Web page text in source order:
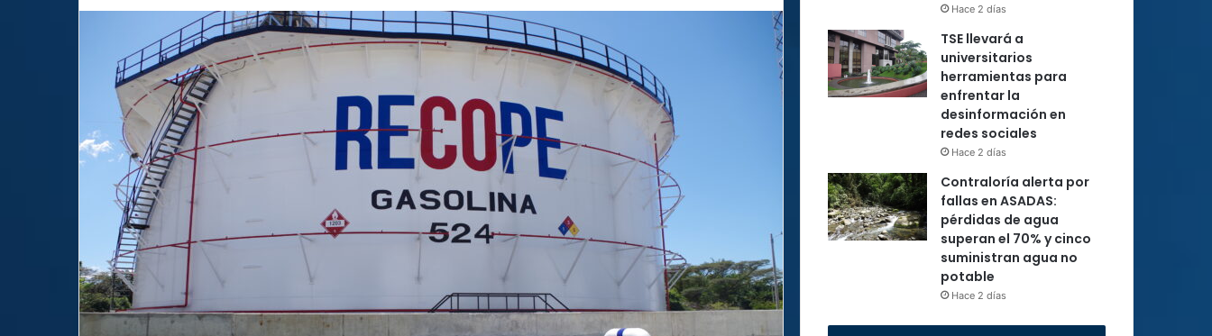
Hace 2 días
TSE llevará a
universitarios
herramientas para
enfrentar la
desinformación en
redes sociales
Hace 2 días
Contraloría alerta por
fallas en ASADAS:
pérdidas de agua
superan el 70% y cinco
suministran agua no
potable
Hace 2 días